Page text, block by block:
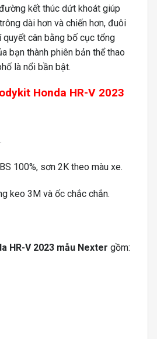
kết thúc dứt khoát giúp
dài hơn và chiến hơn, đuôi
cân bằng bố cục tổng
bạn thành phiên bản thể thao
là nổi bần bật.
Honda HR-V 2023
100%, sơn 2K theo màu xe.
keo 3M và ốc chắc chắn.
HR-V 2023 mẫu Nexter gồm: